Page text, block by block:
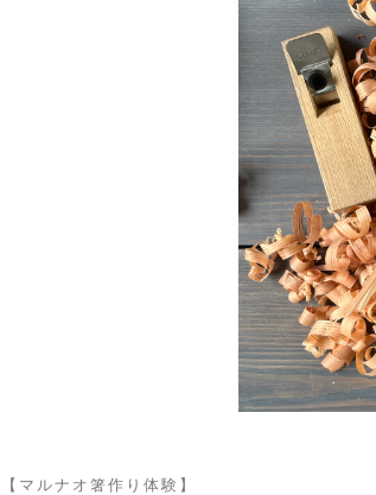
【マルナオ箸作り体験】